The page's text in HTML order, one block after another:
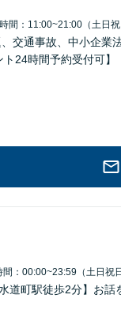
間：11:00~21:00（土日祝
交通事故、中小企
24時間予約受付可】
間：00:00~23:59（土日祝日
道町駅徒歩2分】お